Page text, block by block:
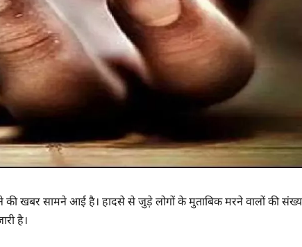
खबर सामने आई है। हादसे से जुड़े लोगों के मुताबिक मरने वालों की
है।